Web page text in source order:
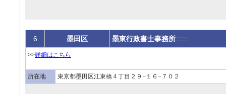
6 墨田区 墨東行政書士事務所
>>詳細はこちら
所在地 東京都墨田区江東橋４丁目２９−１６−７０２